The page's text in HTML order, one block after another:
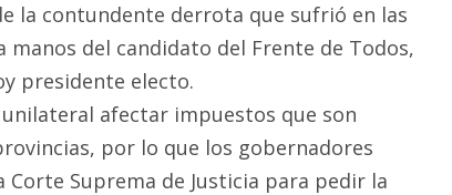
la contundente derrota que sufrió en las
manos del candidato del Frente de Todos,
presidente electo.
afectar impuestos que son
por lo que los gobernadores
Suprema de Justicia para pedir la